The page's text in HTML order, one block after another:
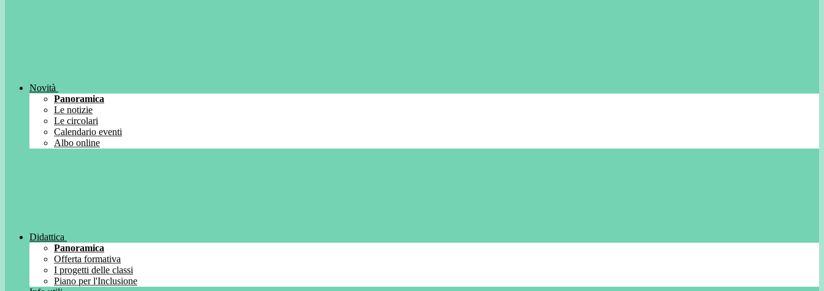
Novità
Panoramica
Le notizie
Le circolari
Calendario eventi
Albo online
Didattica
Panoramica
Offerta formativa
I progetti delle classi
Piano per l'Inclusione